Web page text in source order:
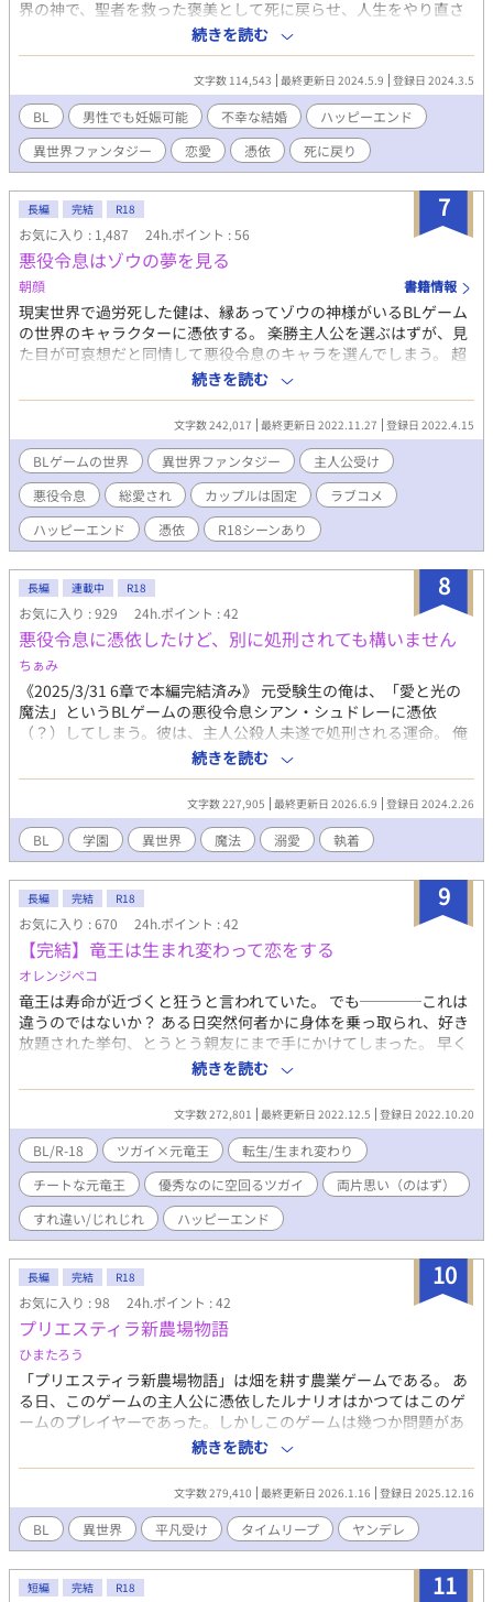
界の神で、聖者を救った褒美として死に戻らせ、人生をやり直さ
せてやるという。それには喜ぶどころか呆然とする… 「何
故こんなに辛い人生を二度も生きなければならないのですか？絶
対に嫌です！」 そう死に戻りを拒否するシルフィに、神から
提案されたのは、まずは死にかけている人に一旦憑依させ、その
間に生きるということを見つめ直すようにと。それには益々困惑
することに… そしてそこまでする理由を神に問えば、自分に近
い者の願いでもあるからだと言う。それって、どういう意味？
だけどそんなのどうでもいい…楽に死なせて？そんな僅かな願
いも叶わず、別人の身体に魂を移されてしまったシルフィ。おま
けに全くの他人になるのかと思えば、憑依した先は何と寝たきり
だった弟の身体… それからロディア・グレンとしてのシルフィ
の二度目の人生が始まった。シルフィが味わった不幸な人生…そ
れに関わる夫にはもう二度と会わない！そう心に誓ったシルフ
ィ。なのに運命の悪戯か、またもや交差する運命に落ち込む
日々。そしてあろうことか、元夫のドミニクとの縁談が持ち上が
って… 新しい人生は好きに生きてみせます！そう誓うシルフ
ィだが、神から最後に告げられたのは、もし再び不幸な死に方を
したとしたら、その時は強制的にシルフィとして死に戻ることに
なるという事実で。それだけは絶対に嫌！そして元夫であるドミ
ニクと、その浮気相手だと思われた聖者のサウラ…その二人にも
やむにやまれない事情があって…三人は運命の渦に巻き込まれて
いく。 「悪の華」と呼ばれた令息の、人生やり直しと再生の物
語。 ※オメガバースではありませんが、一部の男性も子供を産
める世界のお話です。
続きを読む
文字数 114,543 最終更新日 2024.5.9 登録日 2024.3.5
BL 男性でも妊娠可能 不幸な結婚
ハッピーエンド
異世界ファンタジー
恋愛 憑依 死に戻り
7
長編 完結 R18
お気に入り : 1,487 24h.ポイント : 56
悪役令息はゾウの夢を見る
朝顔 書籍情報
現実世界で過労死した健は、縁あってゾウの神様がいるBLゲーム
の世界のキャラクターに憑依する。 楽勝主人公を選ぶはずが、見
た目が可哀想だと同情して悪役令息のキャラを選んでしまう。 超
がつくほど真面目な性格の健は、選んだからにはシナリオ通りに
悲劇を迎えるまでちゃんと演じなければと思い込んでしまう。 悪
役令息の子供時代に憑依したので、それっぽく我儘で傲慢な子供
時代を胃痛を抱えながら、必死に演じていた。 そんな中、ついに
因縁の主人公が登場したので悪役として接するのだが、主人公は
予想を超える人物だった。 嫌われようとしているのに、全然嫌っ
てくれなくてむしろどんどん懐いてしまう。 しかも儚げ美人主人
公に成長するはずなのに、なぜか正反対に逞しく成長してしま
い……。 なんとかシナリオ通りに軌道修正しようと奮闘するのだ
ャラ達とも仲良くなってしまう。 健は新しい世界で幸せを見つけ
ることができるのか。 ※※※ 悪役令息になりきれなかった主人公
が総愛されするお話です。 恋愛面では固定カプ。 子供時代スター
トなので、R18シーンは十八歳からなります。 ※他サイトでも同
時連載しております。
続きを読む
文字数 242,017 最終更新日 2022.11.27 登録日 2022.4.15
BLゲームの世界 異世界ファンタジー
主人公受け
悪役令息
総愛され カップルは固定
ラブコメ
ハッピーエンド
憑依 R18シーンあり
8
長編 連載中 R18
お気に入り : 929 24h.ポイント : 42
悪役令息に憑依したけど、別に処刑されても構いません
ちぁみ
《2025/3/31 6章で本編完結済み》 元受験生の俺は、「愛と光の
魔法」というBLゲームの悪役令息シアン・シュドレーに憑依
（？）してしまう。彼は、主人公殺人未遂で処刑される運命。 俺
はそんな運命に立ち向かうでもなく、なるようになる精神で死を
待つことを決める。 舞台は、魔法学園。 悪役としての務めを放棄
し静かに余生を過ごしたい俺だが、謎の隣国の特待生イブリン・
ヴァレントに気に入られる。 なんだかんだでゲームのシナリオに
巻き込まれる俺は何度もイブリンに救われ…？ ※旧タイトル『愛
と死ね』
続きを読む
文字数 227,905 最終更新日 2026.6.9 登録日 2024.2.26
BL 学園 異世界 魔法 溺愛 執着
9
長編 完結 R18
お気に入り : 670 24h.ポイント : 42
【完結】竜王は生まれ変わって恋をする
オレンジペコ
竜王は寿命が近づくと狂うと言われていた。 でも────これは
違うのではないか？ ある日突然何者かに身体を乗っ取られ、好き
放題された挙句、とうとう親友にまで手にかけてしまった。 早く
俺を殺して…。 そう願う俺にやっと死はやってきた。 女神は言
う。 この世界には数百年に一度異世界からの魂が紛れ込んでき
て、誰かの身体を乗っ取ってしまうのです、と。 『憑依病』と神
の世界では言われている現象なんだとか。 そして憑依病にかかっ
た者は望まぬ行動をさせられた挙句死ぬしかない。 しかも呪われ
ている？！ 親友のツガイをも手に掛けた事で、盛大に恨まれて親
友に呪われてしまった。 愛する女性が現れたとしても決して結婚
などできないし、子を為すこともできないという呪い────。
憑依病の犠牲者の魂は神の救済を受け記憶を持ったまま転生させ
ても幸せになんてなれないだろう。 そんな俺を哀れんだ女神は俺
に女神の祝福を与えてくれた。 「貴方は幸せになるべきだと思い
ますよ？どうか次の生では幸せを掴み取ってくださいね」 そして
生まれ変わった世界は元いた世界とは違い、魔法のない、人族だ
けが住む世界だった。 これは前世で出会えなかった、ツガイと俺
の出会いと恋の物語。
続きを読む
文字数 272,801 最終更新日 2022.12.5 登録日 2022.10.20
BL/R-18 ツガイ×元竜王
転生/生まれ変わり
チートな元竜王
優秀なのに空回るツガイ
両片思い（のはず）
すれ違い/じれじれ
ハッピーエンド
10
長編 完結 R18
お気に入り : 98 24h.ポイント : 42
プリエスティラ新農場物語
ひまたろう
「プリエスティラ新農場物語」は畑を耕す農業ゲームである。 あ
る日、このゲームの主人公に憑依したルナリオはかつてはこのゲ
ームのプレイヤーであった。しかしこのゲームは幾つか問題があ
り、その最たるものが「死にゲー」という事実だった。 絶対死に
たくないルナリオは知識を駆使して、シナリオに立ち向かってい
く。ゲームクリアするまで元の世界に戻れないこのゲームで、ル
ナリオは結婚候補や騎士やらを味方につけ、運命にあがいていく
のであった…！！ 【過保護な救国の騎士×平凡な農家の主人公】
・恋愛描写は2章以降です ・※がついている話は18禁シーンです
・小説家になろう様・カクヨム様にて掲載中です
続きを読む
文字数 279,410 最終更新日 2026.1.16 登録日 2025.12.16
BL 異世界 平凡受け タイムリープ ヤンデレ
11
短編 完結 R18